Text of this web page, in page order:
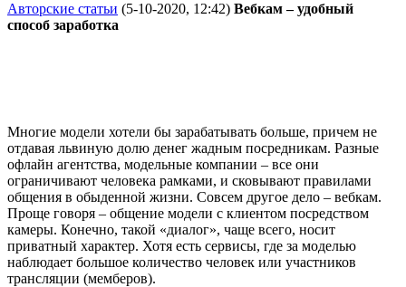
Авторские статьи (5-10-2020, 12:42) Вебкам – удобный
способ заработка
Многие модели хотели бы зарабатывать больше, причем не
отдавая львиную долю денег жадным посредникам. Разные
офлайн агентства, модельные компании – все они
ограничивают человека рамками, и сковывают правилами
общения в обыденной жизни. Совсем другое дело – вебкам.
Проще говоря – общение модели с клиентом посредством
камеры. Конечно, такой «диалог», чаще всего, носит
приватный характер. Хотя есть сервисы, где за моделью
наблюдает большое количество человек или участников
трансляции (мемберов).